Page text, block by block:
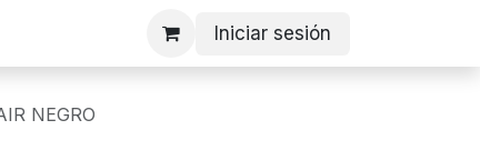
Iniciar sesión
NEGRO